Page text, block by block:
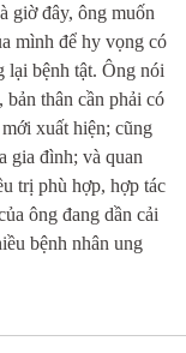
giờ đây, ông muốn
mình để hy vọng có
lại bệnh tật. Ông nói
thân cần phải có
xuất hiện; cũng
gia đình; và quan
trị phù hợp, hợp tác
ông đang dần cải
bệnh nhân ung